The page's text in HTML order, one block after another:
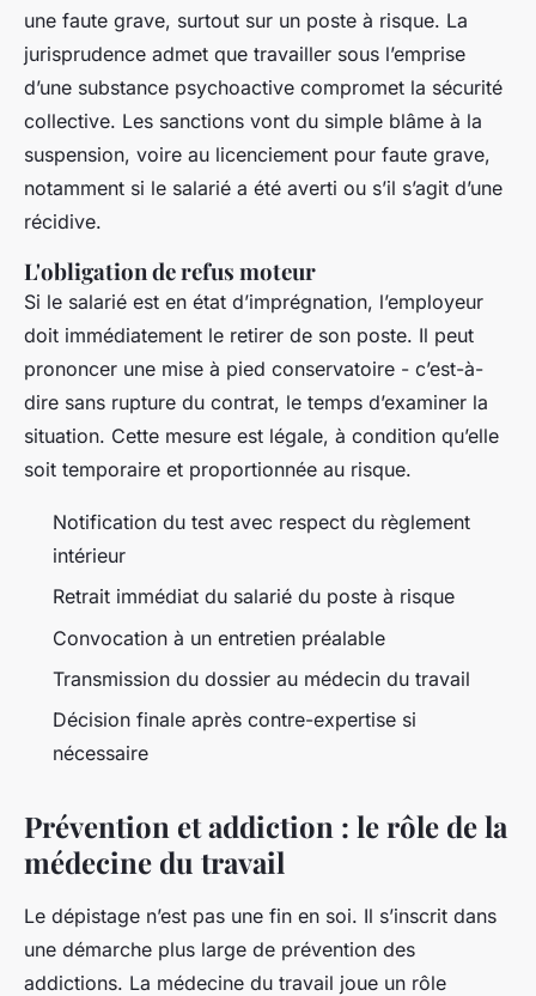
une faute grave, surtout sur un poste à risque. La
jurisprudence admet que travailler sous l’emprise
d’une substance psychoactive compromet la sécurité
collective. Les sanctions vont du simple blâme à la
suspension, voire au licenciement pour faute grave,
notamment si le salarié a été averti ou s’il s’agit d’une
récidive.
L'obligation de refus moteur
Si le salarié est en état d’imprégnation, l’employeur
doit immédiatement le retirer de son poste. Il peut
prononcer une mise à pied conservatoire - c’est-à-
dire sans rupture du contrat, le temps d’examiner la
situation. Cette mesure est légale, à condition qu’elle
soit temporaire et proportionnée au risque.
Notification du test avec respect du règlement
intérieur
Retrait immédiat du salarié du poste à risque
Convocation à un entretien préalable
Transmission du dossier au médecin du travail
Décision finale après contre-expertise si
nécessaire
Prévention et addiction : le rôle de la
médecine du travail
Le dépistage n’est pas une fin en soi. Il s’inscrit dans
une démarche plus large de prévention des
addictions. La médecine du travail joue un rôle